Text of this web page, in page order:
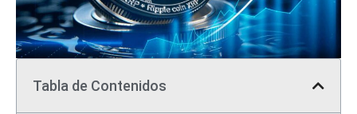
Tabla de Contenidos